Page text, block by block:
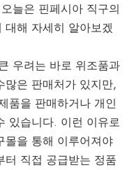
늘은 핀페시아 직구의
해 자세히 알아보겠
우려는 바로 위조품과
많은 판매처가 있지만,
품을 판매하거나 개인
있습니다. 이런 이유로
몰을 통해 이루어져야
터 직접 공급받는 정품